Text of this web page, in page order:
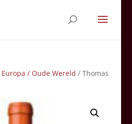
Europa / Oude Wereld / Thomas